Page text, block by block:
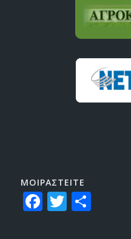
ΜΟΙΡΑΣTEITE
Facebook
Twitter
Share